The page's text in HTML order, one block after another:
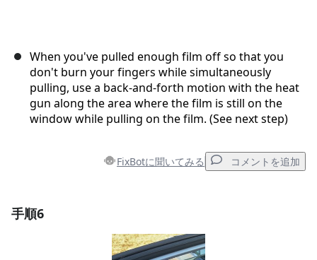
When you've pulled enough film off so that you
don't burn your fingers while simultaneously
pulling, use a back-and-forth motion with the heat
gun along the area where the film is still on the
window while pulling on the film. (See next step)
FixBotに聞いてみる コメントを追加
手順6